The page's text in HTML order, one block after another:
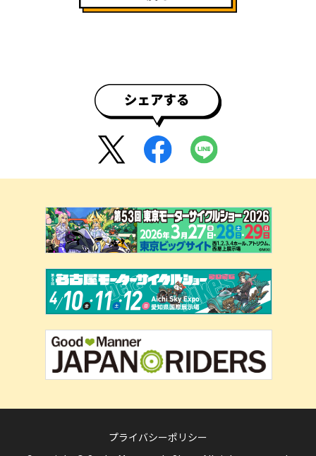
プライバシーポリシー